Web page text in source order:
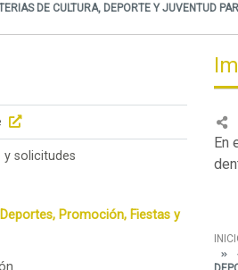
DE CULTURA, DEPORTE Y JUVENTUD
y solicitudes
Promoción, Fiestas y
En